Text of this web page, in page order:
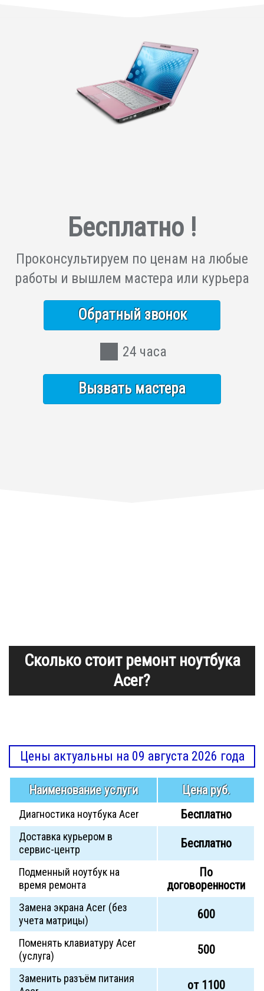
Бесплатно !
Проконсультируем по ценам на любые
работы и вышлем мастера или курьера
Обратный звонок
24 часа
Вызвать мастера
Сколько стоит ремонт ноутбука
Acer?
Цены актуальны на 09 августа 2026 года
Наименование услуги Цена руб.
Диагностика ноутбука Acer Бесплатно
Доставка курьером в
сервис-центр
Бесплатно
Подменный ноутбук на
время ремонта
По
договоренности
Замена экрана Acer (без
учета матрицы)
600
Поменять клавиатуру Acer
(услуга)
500
Заменить разъём питания
от 1100